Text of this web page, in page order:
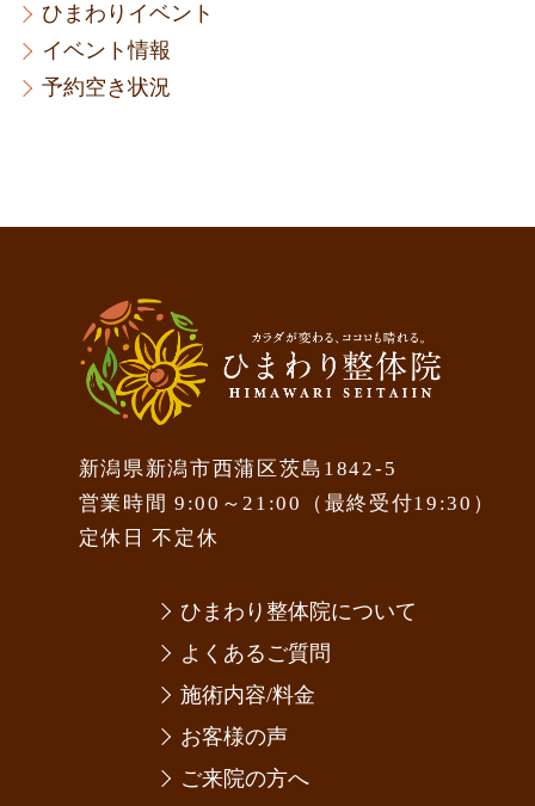
ひまわりイベント
イベント情報
予約空き状況
新潟県新潟市西蒲区茨島1842-5
営業時間 9:00～21:00（最終受付19:30）
定休日 不定休
ひまわり整体院について
よくあるご質問
施術内容/料金
お客様の声
ご来院の方へ